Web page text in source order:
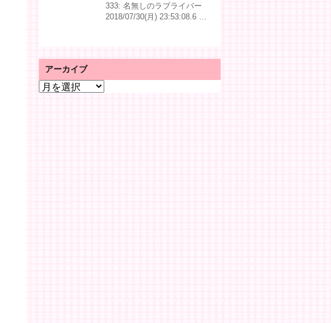
333: 名無しのラブライバー
2018/07/30(月) 23:53:08.6 …
アーカイブ
ア